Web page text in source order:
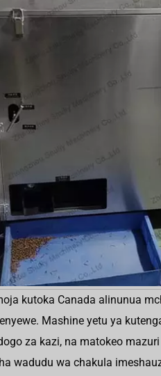
kutoka Canada alinunua
Mashine yetu ya
za kazi, na matokeo
wadudu wa chakula